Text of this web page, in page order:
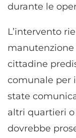
durante le
L’intervento
manutenzione
cittadine
comunale per
state
altri quartieri
dovrebbe